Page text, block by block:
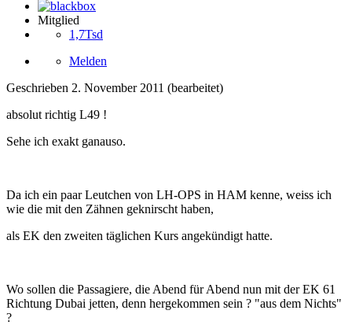
Mitglied
1,7Tsd
Melden
Geschrieben 2. November 2011 (bearbeitet)
absolut richtig L49 !
Sehe ich exakt ganauso.
Da ich ein paar Leutchen von LH-OPS in HAM kenne, weiss ich
wie die mit den Zähnen geknirscht haben,
als EK den zweiten täglichen Kurs angekündigt hatte.
Wo sollen die Passagiere, die Abend für Abend nun mit der EK 61
Richtung Dubai jetten, denn hergekommen sein ? "aus dem Nichts"
?